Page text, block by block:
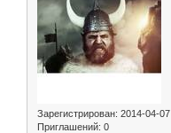
Зарегистрирован: 2014-04-07
Приглашений: 0